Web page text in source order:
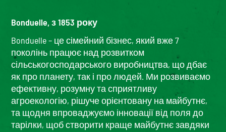
Bonduelle, з 1853 року
Bonduelle – це сімейний бізнес, який вже 7
поколінь працює над розвитком
сільськогосподарського виробництва, що дбає
як про планету, так і про людей. Ми розвиваємо
ефективну, розумну та сприятливу
агроекологію, рішуче орієнтовану на майбутнє,
та щодня впроваджуємо інновації від поля до
тарілки, щоб створити краще майбутнє завдяки